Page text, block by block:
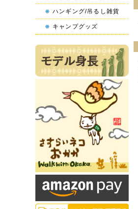
ハンギング/吊るし雑貨
キャンプグッズ